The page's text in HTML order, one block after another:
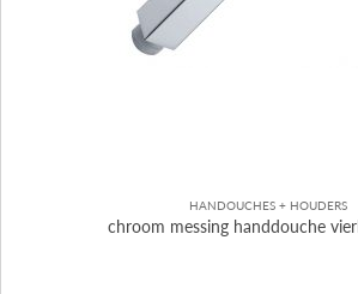
HANDOUCHES + HOUDERS
chroom messing handdouche